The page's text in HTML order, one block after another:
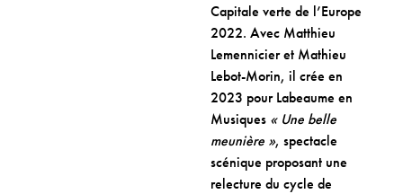
Capitale verte de l’Europe
2022. Avec Matthieu
Lemennicier et Mathieu
Lebot-Morin, il crée en
2023 pour Labeaume en
Musiques « Une belle
meunière », spectacle
scénique proposant une
relecture du cycle de